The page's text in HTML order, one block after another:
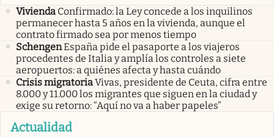
Vivienda Confirmado: la Ley concede a los inquilinos
permanecer hasta 5 años en la vivienda, aunque el
contrato firmado sea por menos tiempo
SchengenEspaña pide el pasaporte a los viajeros
procedentes de Italia y amplía los controles a siete
aeropuertos: a quiénes afecta y hasta cuándo
Crisis migratoriaVivas, presidente de Ceuta, cifra entre
8.000 y 11.000 los migrantes que siguen en la ciudad y
exige su retorno: “Aquí no va a haber papeles”
Actualidad